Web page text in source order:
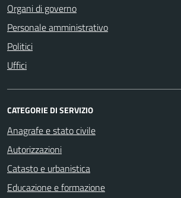
Organi di governo
Personale amministrativo
Politici
Uffici
CATEGORIE DI SERVIZIO
Anagrafe e stato civile
Autorizzazioni
Catasto e urbanistica
Educazione e formazione